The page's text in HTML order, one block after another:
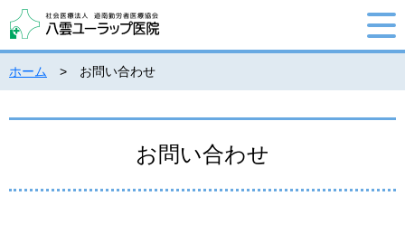
ホーム > お問い合わせ
お問い合わせ